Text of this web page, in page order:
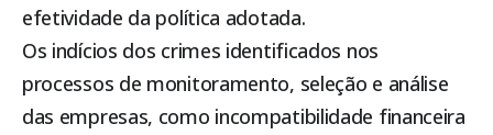
efetividade da política adotada.
Os indícios dos crimes identificados nos
processos de monitoramento, seleção e análise
das empresas, como incompatibilidade financeira